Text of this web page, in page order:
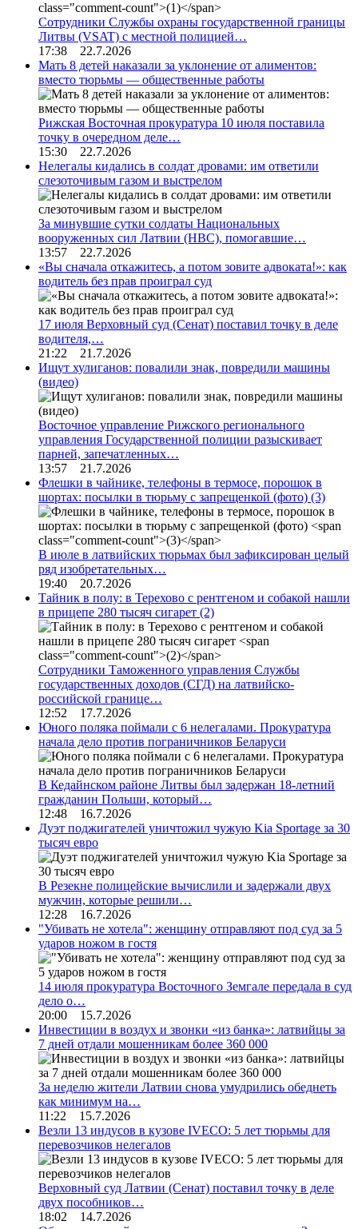
Сотрудники Службы охраны государственной границы
Литвы (VSAT) с местной полицией…
17:38 22.7.2026
Мать 8 детей наказали за уклонение от алиментов:
вместо тюрьмы — общественные работы
Рижская Восточная прокуратура 10 июля поставила
точку в очередном деле…
15:30 22.7.2026
Нелегалы кидались в солдат дровами: им ответили
слезоточивым газом и выстрелом
За минувшие сутки солдаты Национальных
вооруженных сил Латвии (НВС), помогавшие…
13:57 22.7.2026
«Вы сначала откажитесь, а потом зовите адвоката!»: как
водитель без прав проиграл суд
17 июля Верховный суд (Сенат) поставил точку в деле
водителя,…
21:22 21.7.2026
Ищут хулиганов: повалили знак, повредили машины
(видео)
Восточное управление Рижского регионального
управления Государственной полиции разыскивает
парней, запечатленных…
13:57 21.7.2026
Флешки в чайнике, телефоны в термосе, порошок в
шортах: посылки в тюрьму с запрещенкой (фото) (3)
В июле в латвийских тюрьмах был зафиксирован целый
ряд изобретательных…
19:40 20.7.2026
Тайник в полу: в Терехово с рентгеном и собакой нашли
в прицепе 280 тысяч сигарет (2)
Сотрудники Таможенного управления Службы
государственных доходов (СГД) на латвийско-
российской границе…
12:52 17.7.2026
Юного поляка поймали с 6 нелегалами. Прокуратура
начала дело против пограничников Беларуси
В Кедайнском районе Литвы был задержан 18-летний
гражданин Польши, который…
12:48 16.7.2026
Дуэт поджигателей уничтожил чужую Kia Sportage за 30
тысяч евро
В Резекне полицейские вычислили и задержали двух
мужчин, которые решили…
12:28 16.7.2026
"Убивать не хотела": женщину отправляют под суд за 5
ударов ножом в гостя
14 июля прокуратура Восточного Земгале передала в суд
дело о…
20:00 15.7.2026
Инвестиции в воздух и звонки «из банка»: латвийцы за
7 дней отдали мошенникам более 360 000
За неделю жители Латвии снова умудрились обеднеть
как минимум на…
11:22 15.7.2026
Везли 13 индусов в кузове IVECO: 5 лет тюрьмы для
перевозчиков нелегалов
Верховный суд Латвии (Сенат) поставил точку в деле
двух пособников…
18:02 14.7.2026